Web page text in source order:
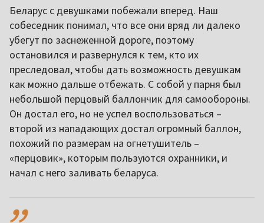
Беларус с девушками побежали вперед. Наш
собеседник понимал, что все они вряд ли далеко
убегут по заснеженной дороге, поэтому
остановился и развернулся к тем, кто их
преследовал, чтобы дать возможность девушкам
как можно дальше отбежать. С собой у парня был
небольшой перцовый баллончик для самообороны.
Он достал его, но не успел воспользоваться –
второй из нападающих достал огромный баллон,
похожий по размерам на огнетушитель –
«перцовик», которым пользуются охранники, и
начал с него заливать беларуса.
,,